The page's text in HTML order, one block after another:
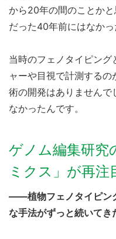
から20年の間のことか
だった40年前にはなかっ
当時のフェノタイピン
ャーや目視で計測する
術の開発はありませんで
なかったんです。
ゲノム編集研究
ミクス」が再注
――植物フェノタイピン
な手法がずっと続いてき